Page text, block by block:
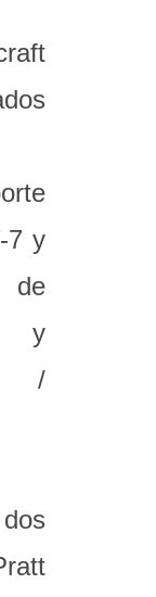
7 y
de
y
/